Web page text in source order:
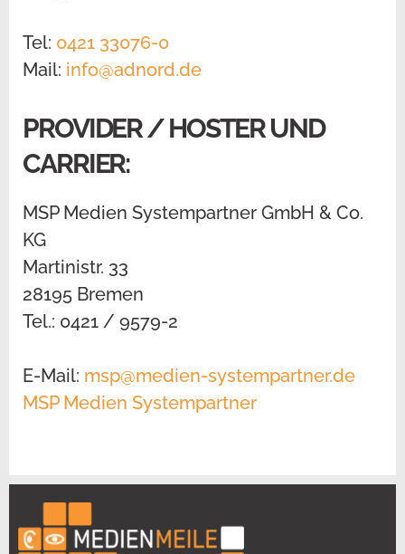
Tel: 0421 33076-0
Mail: info@adnord.de
PROVIDER / HOSTER UND
CARRIER:
MSP Medien Systempartner GmbH & Co.
KG
Martinistr. 33
28195 Bremen
Tel.: 0421 / 9579-2
E-Mail: msp@medien-systempartner.de
MSP Medien Systempartner